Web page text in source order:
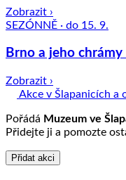
Zobrazit ›
SEZÓNNĚ · do 15. 9.
Brno a jeho
Zobrazit ›
Akce v Šlapanicích a
Pořádá Muzeum ve
Přidejte ji a pomozte
Přidat akci